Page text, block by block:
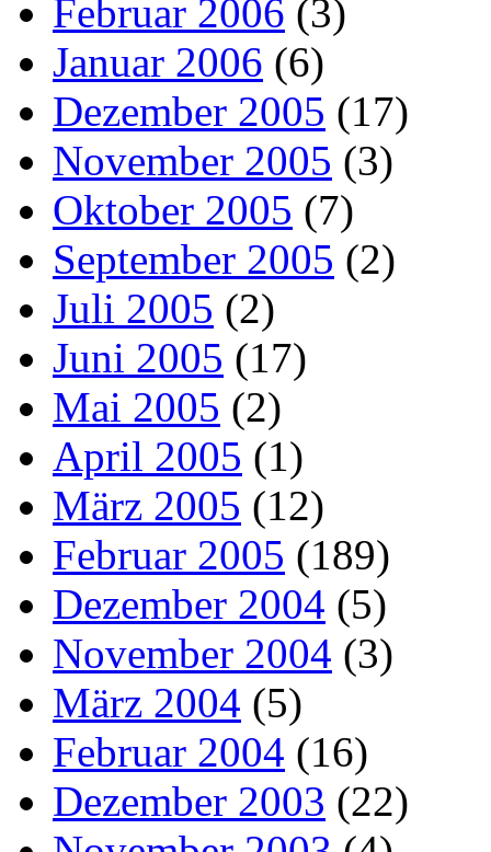
Februar 2006 (3)
Januar 2006 (6)
Dezember 2005 (17)
November 2005 (3)
Oktober 2005 (7)
September 2005 (2)
Juli 2005 (2)
Juni 2005 (17)
Mai 2005 (2)
April 2005 (1)
März 2005 (12)
Februar 2005 (189)
Dezember 2004 (5)
November 2004 (3)
März 2004 (5)
Februar 2004 (16)
Dezember 2003 (22)